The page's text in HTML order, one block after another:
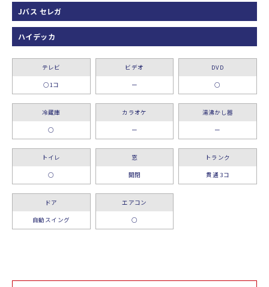
Jバス セレガ
ハイデッカ
テレビ
○1コ
ビデオ
ー
DVD
○
冷蔵庫
○
カラオケ
ー
湯沸かし器
ー
トイレ
○
窓
開閉
トランク
貫通 3コ
ドア
自動スイング
エアコン
○